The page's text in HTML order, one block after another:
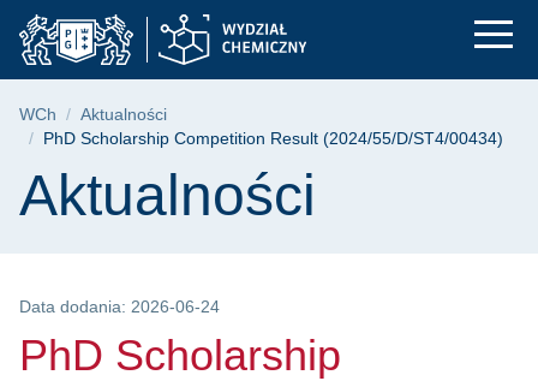
Przejdź
do
menu
Przejdź
do
wyszukiwarki
Przejdź
do
treści
PhD Scholarship
Ścieżka nawigacyjna
WCh
Aktualności
PhD Scholarship Competition Result (2024/55/D/ST4/00434)
Treść strony
Aktualności
Data dodania: 2026-06-24
PhD Scholarship